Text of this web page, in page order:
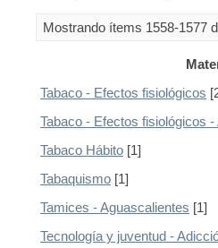
Mostrando ítems 1558-1577
Tabaco - Efectos fisiológicos
Tabaco - Efectos fisiológicos
Tabaco Hábito [1]
Tabaquismo [1]
Tamices - Aguascalientes [1]
Tecnología y juventud -